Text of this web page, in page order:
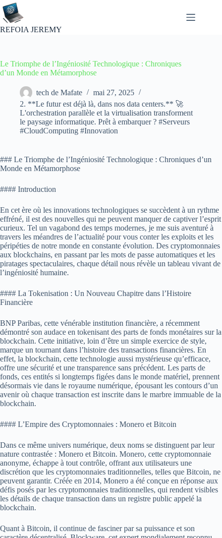
Passer
au
contenu
REFOIA JEREMY
Le Triomphe de l’Ingéniosité Technologique : Chroniques
d’un Monde en Métamorphose
tech de Mafate
mai 27, 2025
2. **Le futur est déjà là, dans nos data centers.** 🚀
L'orchestration parallèle et la virtualisation transforment
le paysage informatique. Prêt à embarquer ? #Serveurs
#CloudComputing #Innovation
### Le Triomphe de l’Ingéniosité Technologique : Chroniques d’un
Monde en Métamorphose
#### Introduction
En cet ère où les innovations technologiques se succèdent à un rythme
effréné, il est des nouvelles qui ne peuvent manquer de captiver l’esprit
curieux. Tel un vagabond des temps modernes, je me suis aventuré à
travers les méandres de l’actualité pour vous conter les exploits et les
péripéties de notre monde en constante évolution. Des cryptomonnaies
aux blockchains, en passant par les mots de passe automatiques et les
piratages spectaculaires, chaque détail nous révèle un tableau vivant de
l’ingéniosité humaine.
#### La Tokenisation : Un Nouveau Chapitre dans l’Histoire
Financière
BNP Paribas, cette vénérable institution financière, a récemment
démontré son audace en tokenisant des parts de fonds monétaires sur la
blockchain. Cette initiative, loin d’être un simple exercice de style,
marque un tournant dans l’histoire des transactions financières. En
effet, la blockchain, cette technologie aussi mystérieuse qu’efficace,
offre une sécurité et une transparence sans précédent. Les parts de
fonds, ces entités si longtemps figées dans le monde matériel, prennent
désormais vie dans le royaume numérique, épousant les contours d’un
avenir où chaque transaction est inscrite dans le marbre immuable de la
blockchain.
#### L’Empire des Cryptomonnaies : Monero et Bitcoin
Dans ce même univers numérique, deux noms se distinguent par leur
nature contrastée : Monero et Bitcoin. Monero, cette cryptomonnaie
anonyme, échappe à tout contrôle, offrant aux utilisateurs une
discrétion que les cryptomonnaies traditionnelles, telles que Bitcoin, ne
peuvent garantir. Créée en 2014, Monero a été conçue en réponse aux
défis posés par les cryptomonnaies traditionnelles, qui rendent visibles
les détails de chaque transaction dans un registre public appelé la
blockchain.
Quant à Bitcoin, il continue de fasciner par sa puissance et son